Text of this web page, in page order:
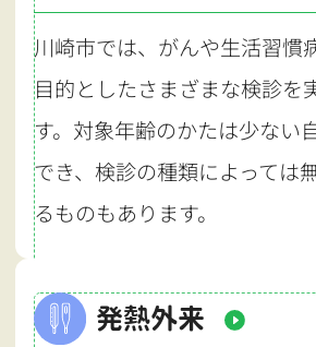
川崎市では、がんや生活習慣
目的としたさまざまな検診を
す。対象年齢のかたは少ない
でき、検診の種類によっては
るものもあります。
発熱外来